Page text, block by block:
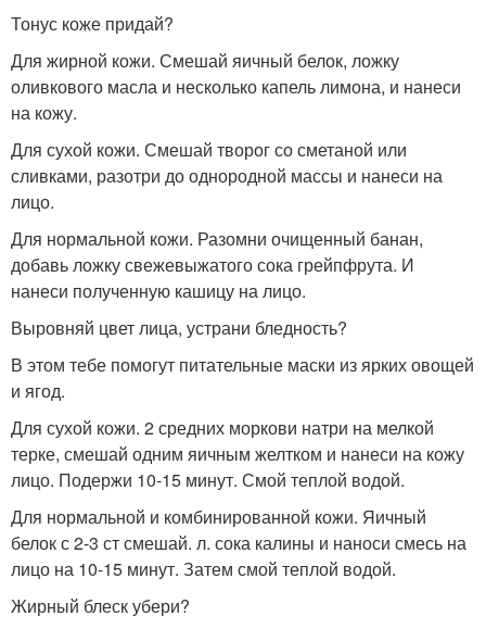
Тонус коже придай?
Для жирной кожи. Смешай яичный белок, ложку
оливкового масла и несколько капель лимона, и нанеси
на кожу.
Для сухой кожи. Смешай творог со сметаной или
сливками, разотри до однородной массы и нанеси на
лицо.
Для нормальной кожи. Разомни очищенный банан,
добавь ложку свежевыжатого сока грейпфрута. И
нанеси полученную кашицу на лицо.
Выровняй цвет лица, устрани бледность?
В этом тебе помогут питательные маски из ярких овощей
и ягод.
Для сухой кожи. 2 средних моркови натри на мелкой
терке, смешай одним яичным желтком и нанеси на кожу
лицо. Подержи 10-15 минут. Смой теплой водой.
Для нормальной и комбинированной кожи. Яичный
белок с 2-3 ст смешай. л. сока калины и наноси смесь на
лицо на 10-15 минут. Затем смой теплой водой.
Жирный блеск убери?